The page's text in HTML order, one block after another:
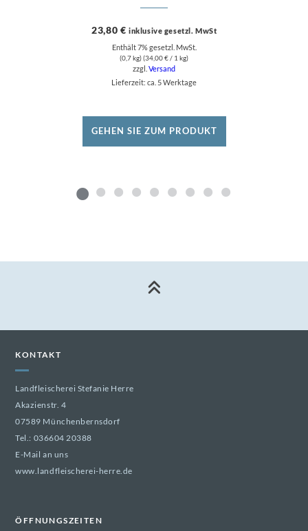
23,80 € inklusive gesetzl. MwSt
Enthält 7% gesetzl. MwSt.
(0,7 kg) (34,00€/ 1 kg)
zzgl.Versand
Lieferzeit: ca. 5 Werktage
GEHEN SIE ZUM PRODUKT
KONTAKT
Landfleischerei Stefanie Herre
Akazienstr. 4
07589 Münchenbernsdorf
Tel.: 036604 20388
E-Mail an uns
www.landfleischerei-herre.de
ÖFFNUNGSZEITEN